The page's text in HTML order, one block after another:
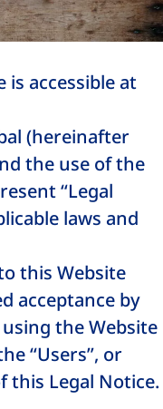
is accessible at
(hereinafter
the use of the
“Legal
laws and
this Website
acceptance by
the Website
“Users”, or
this Legal Notice.